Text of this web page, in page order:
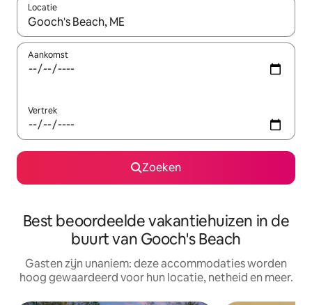
Locatie
Wanneer er resultaten beschikbaar zijn, maak je een keuze
Aankomst
Vertrek
Zoeken
Best beoordeelde vakantiehuizen in de
buurt van Gooch's Beach
Gasten zijn unaniem: deze accommodaties worden
hoog gewaardeerd voor hun locatie, netheid en meer.